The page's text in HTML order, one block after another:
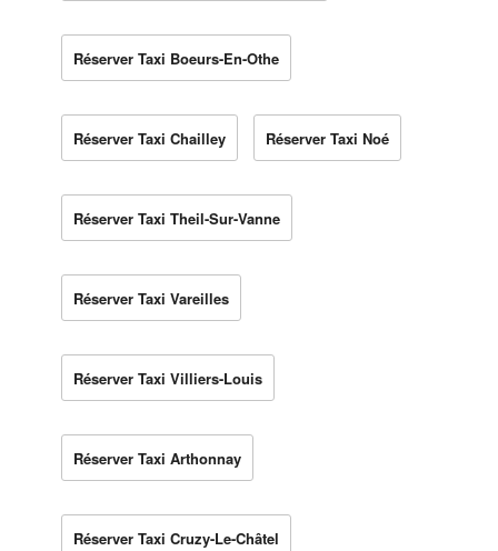
Réserver Taxi Boeurs-En-Othe
Réserver Taxi Chailley Réserver Taxi Noé
Réserver Taxi Theil-Sur-Vanne
Réserver Taxi Vareilles
Réserver Taxi Villiers-Louis
Réserver Taxi Arthonnay
Réserver Taxi Cruzy-Le-Châtel